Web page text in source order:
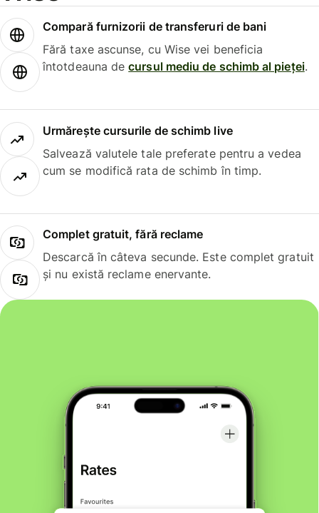
Compară furnizorii de transferuri de bani
Fără taxe ascunse, cu Wise vei beneficia
întotdeauna decursul mediu de schimb al pieței.
Urmărește cursurile de schimb live
Salvează valutele tale preferate pentru a vedea
cum se modifică rata de schimb în timp.
Complet gratuit, fără reclame
Descarcă în câteva secunde. Este complet gratuit
și nu există reclame enervante.